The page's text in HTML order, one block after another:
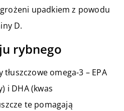
upadkiem z powodu
D.
rybnego
omega-3 – EPA
i DHA (kwas
te pomagają